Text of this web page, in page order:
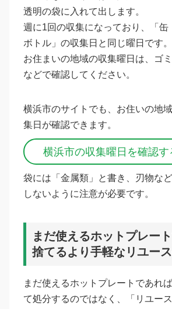
透明の袋に入れて出します。
週に1回の収集になっており、「缶
ボトル」の収集日と同じ曜日です。
お住まいの地域の収集曜日は、ゴ
などで確認してください。
横浜市のサイトでも、お住いの地
集日が確認できます。
横浜市の収集曜日を確認す
袋には「金属類」と書き、刃物な
しないように注意が必要です。
まだ使えるホットプレート
捨てるより手軽なリユー
まだ使えるホットプレートであれ
て処分するのではなく、「リユー